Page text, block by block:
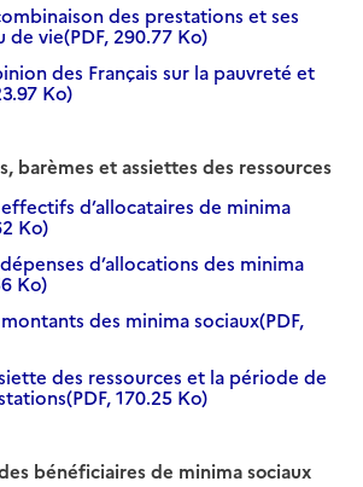
des prestations et ses
vie(PDF, 290.77 Ko)
des Français sur la pauvreté et
Ko)
barèmes et assiettes des ressources
d’allocataires de minima
Ko)
d’allocations des minima
Ko)
des minima sociaux(PDF,
des ressources et la période de
170.25 Ko)
bénéficiaires de minima sociaux